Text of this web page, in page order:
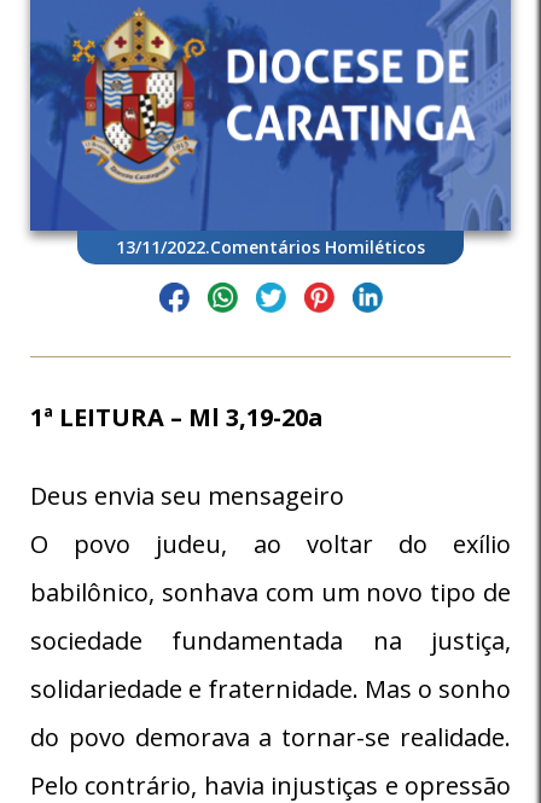
13/11/2022.Comentários Homiléticos
1ª LEITURA – Ml 3,19-20a
Deus envia seu mensageiro
O povo judeu, ao voltar do exílio
babilônico, sonhava com um novo tipo de
sociedade fundamentada na justiça,
solidariedade e fraternidade. Mas o sonho
do povo demorava a tornar-se realidade.
Pelo contrário, havia injustiças e opressão